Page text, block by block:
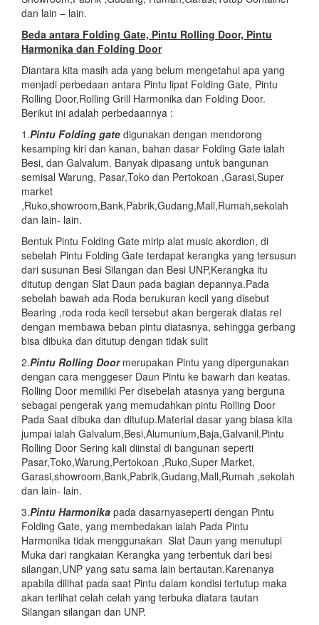
dan lain – lain.
Beda antara Folding Gate, Pintu Rolling Door, Pintu
Harmonika dan Folding Door
Diantara kita masih ada yang belum mengetahui apa yang
menjadi perbedaan antara Pintu lipat Folding Gate, Pintu
Rolling Door,Rolling Grill Harmonika dan Folding Door.
Berikut ini adalah perbedaannya :
1.Pintu Folding gate digunakan dengan mendorong
kesamping kiri dan kanan, bahan dasar Folding Gate ialah
Besi, dan Galvalum. Banyak dipasang untuk bangunan
semisal Warung, Pasar,Toko dan Pertokoan ,Garasi,Super
market
,Ruko,showroom,Bank,Pabrik,Gudang,Mall,Rumah,sekolah
dan lain- lain.
Bentuk Pintu Folding Gate mirip alat music akordion, di
sebelah Pintu Folding Gate terdapat kerangka yang tersusun
dari susunan Besi Silangan dan Besi UNP,Kerangka itu
ditutup dengan Slat Daun pada bagian depannya.Pada
sebelah bawah ada Roda berukuran kecil yang disebut
Bearing ,roda roda kecil tersebut akan bergerak diatas rel
dengan membawa beban pintu diatasnya, sehingga gerbang
bisa dibuka dan ditutup dengan tidak sulit
2.Pintu Rolling Doormerupakan Pintu yang dipergunakan
dengan cara menggeser Daun Pintu ke bawarh dan keatas.
Rolling Door memiliki Per disebelah atasnya yang berguna
sebagai pengerak yang memudahkan pintu Rolling Door
Pada Saat dibuka dan ditutup.Material dasar yang biasa kita
jumpai ialah Galvalum,Besi,Alumunium,Baja,Galvanil.Pintu
Rolling Door Sering kali diinstal di bangunan seperti
Pasar,Toko,Warung,Pertokoan ,Ruko,Super Market,
Garasi,showroom,Bank,Pabrik,Gudang,Mall,Rumah ,sekolah
dan lain- lain.
3.Pintu Harmonika pada dasarnyaseperti dengan Pintu
Folding Gate, yang membedakan ialah Pada Pintu
Harmonika tidak menggunakan Slat Daun yang menutupi
Muka dari rangkaian Kerangka yang terbentuk dari besi
silangan,UNP yang satu sama lain bertautan.Karenanya
apabila dilihat pada saat Pintu dalam kondisi tertutup maka
akan terlihat celah celah yang terbuka diatara tautan
Silangan silangan dan UNP.